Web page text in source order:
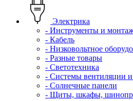
Электрика
- Инструменты и
- Кабель
- Низковольтное
- Разные товары
- Светотехника
- Системы вентиляции и
- Солнечные панели
- Щиты, шкафы,